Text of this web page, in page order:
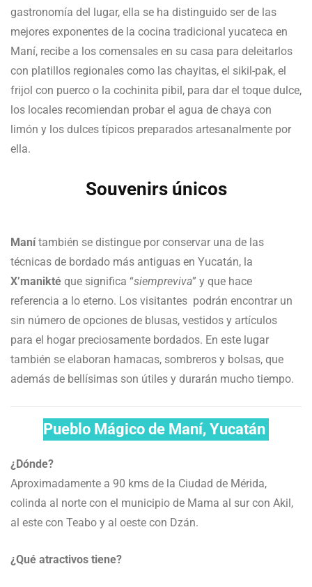
gastronomía del lugar, ella se ha distinguido ser de las
mejores exponentes de la cocina tradicional yucateca en
Maní, recibe a los comensales en su casa para deleitarlos
con platillos regionales como las chayitas, el sikil-pak, el
frijol con puerco o la cochinita pibil, para dar el toque dulce,
los locales recomiendan probar el agua de chaya con
limón y los dulces típicos preparados artesanalmente por
ella.
Souvenirs únicos
Manítambién se distingue por conservar una de las
técnicas de bordado más antiguas en Yucatán, la
X’manikté que significa “siempreviva” y que hace
referencia a lo eterno. Los visitantes podrán encontrar un
sin número de opciones de blusas, vestidos y artículos
para el hogar preciosamente bordados. En este lugar
también se elaboran hamacas, sombreros y bolsas, que
además de bellísimas son útiles y durarán mucho tiempo.
Pueblo Mágico de Maní, Yucatán
¿Dónde?
Aproximadamente a 90 kms de la Ciudad de Mérida,
colinda al norte con el municipio de Mama al sur con Akil,
al este con Teabo y al oeste con Dzán.
¿Qué atractivos tiene?